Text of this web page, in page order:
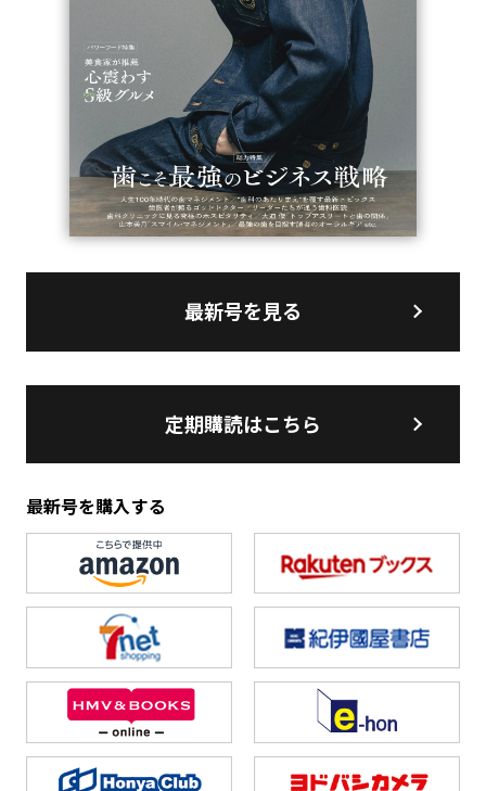
最新号を見る
定期購読はこちら
最新号を購入する